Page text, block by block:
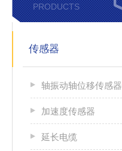
PRODUCTS
传感器
轴振动轴位移传感器
加速度传感器
延长电缆